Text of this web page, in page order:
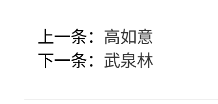
上一条： 高如意
下一条： 武泉林